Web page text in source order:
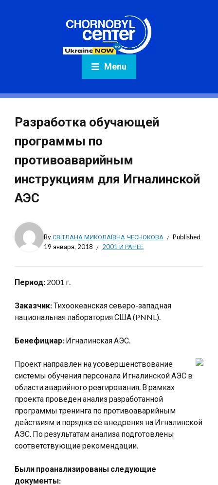
Menu
Разработка обучающей
программы по
противоаварийным
инструкциям для Игналинской
АЭС
ByСВІТЛАНА МИКОЛАЇВНА ЧЕСНОКОВА
Published
19 января, 2018
2001 И РАНЕЕ
Период: 2001 г.
Заказчик:Тихоокеанская северо-западная
национальная лаборатория США (PNNL).
Бенефициар: Игналинская АЭС.
Проект направлен на усовершенствование
системы обучения персонала Игналинской АЭС в
области аварийного реагирования. В рамках
проекта проведен анализ разработанной
программы тренинга по противоаварийным
действиям и порядка её внедрения на Игналинской
АЭС. По результатам анализа подготовлены
соответствующие рекомендации.
Были проанализированы следующие
документы: